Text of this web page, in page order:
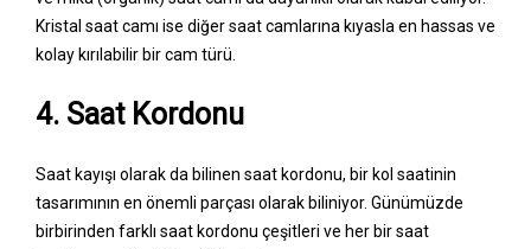
Kristal saat camı ise diğer saat camlarına kıyasla en hassas ve
kolay kırılabilir bir cam türü.
4. Saat Kordonu
Saat kayışı olarak da bilinen saat kordonu, bir kol saatinin
tasarımının en önemli parçası olarak biliniyor. Günümüzde
birbirinden farklı saat kordonu çeşitleri ve her bir saat